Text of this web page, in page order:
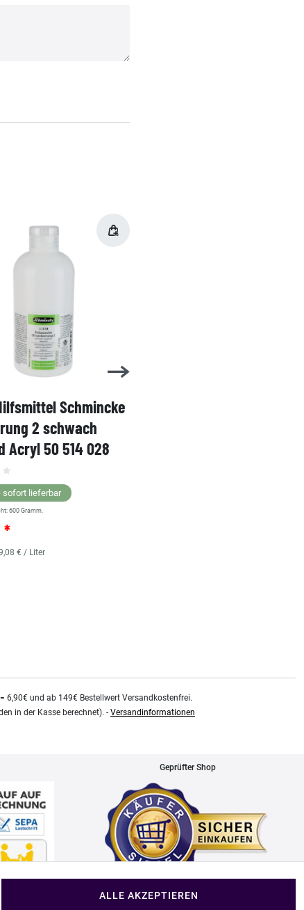
Schmincke
2 schwach
Acryl 50 514 028
sofort lieferbar
600 Gramm.
*
€ / Liter
6,90€ und ab 149€ Bestellwert Versandkostenfrei.
in der Kasse berechnet). - Versandinformationen
Geprüfter Shop
ALLE AKZEPTIEREN